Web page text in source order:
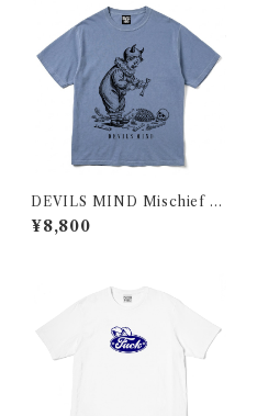
DEVILS MIND Mischief T
-shirt
¥8,800